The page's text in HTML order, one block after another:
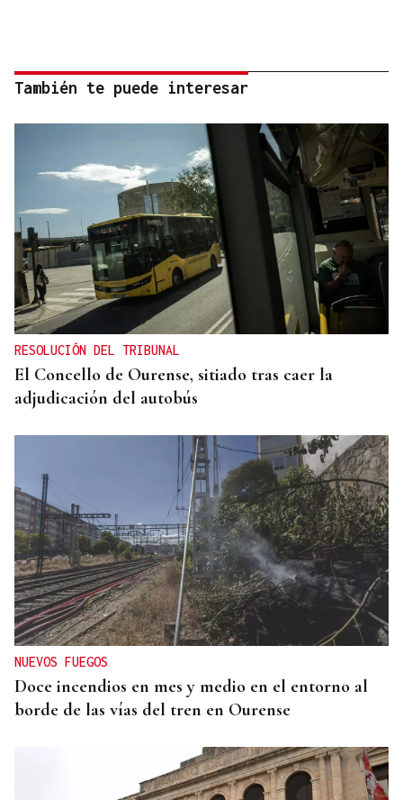
También te puede interesar
RESOLUCIÓN DEL TRIBUNAL
El Concello de Ourense, sitiado tras caer la
adjudicación del autobús
NUEVOS FUEGOS
Doce incendios en mes y medio en el entorno al
borde de las vías del tren en Ourense